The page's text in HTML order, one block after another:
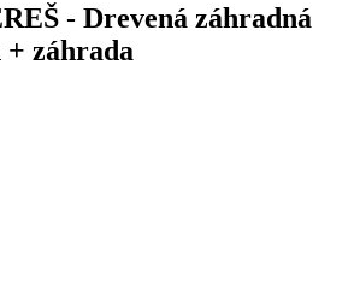
- Drevená záhradná
+ záhrada